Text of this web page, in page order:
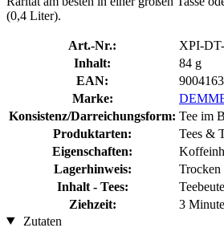
(0,4 Liter).
Art.-Nr.:
XPI-
Inhalt:
84 g
EAN:
Marke:
Konsistenz/Darreichungsform: Tee im
Produktarten:
Tees &
Eigenschaften:
Lagerhinweis:
Trocken
Inhalt - Tees:
Ziehzeit:
3
Zutaten